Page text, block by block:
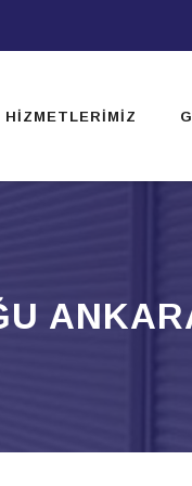
HIZMETLERIMIZ